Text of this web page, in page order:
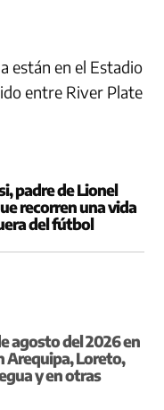
están en el Estadio
entre River Plate
padre de Lionel
recorren una vida
del fútbol
agosto del 2026 en
Arequipa, Loreto,
y en otras